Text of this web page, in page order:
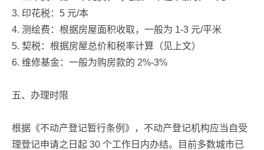
3. 印花税：5 元/本
4. 测绘费：根据房屋面积收取，一般为 1-3 元/平米
5. 契税：根据房屋总价和税率计算（见上文）
6. 维修基金：一般为购房款的 2%-3%
五、办理时限
根据《不动产登记暂行条例》，不动产登记机构应当自受
理登记申请之日起 30 个工作日内办结。目前多数城市已